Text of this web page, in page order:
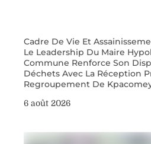
Cadre De Vie Et
Le Leadership Du Maire
Commune Renforce Son
Déchets Avec La Réception
Regroupement De
6 août 2026